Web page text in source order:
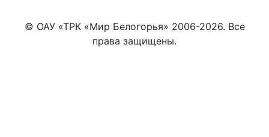
© ОАУ «ТРК «Мир Белогорья» 2006-2026. Все
права защищены.